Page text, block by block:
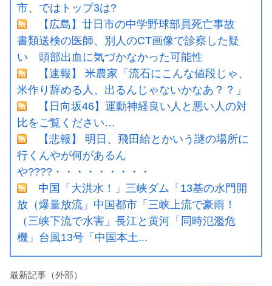
市、ではトップ3は?
【広島】廿日市の中学野球部員死亡事故
書類送検の医師、別人のCT画像で診察した疑
い 頭部出血に気づかなかった可能性
【速報】 米農家「流石にこんな値段じゃ、
米作り辞める人、出るんじゃないかなあ？？」
【日向坂46】運動神経良い人と悪い人の対
比をご覧ください…
【悲報】 明日、飛田給とかいう謎の場所に
行くんやが何があるん
や????・・・・・・・・・
中国「大洪水！」三峡ダム「13基の水門開
放（爆量放流」中国都市「三峡上流で豪雨！
（三峡下流で水害」長江と黄河「同時氾濫危
機」台風13号「中国本土...
最新記事（外部）